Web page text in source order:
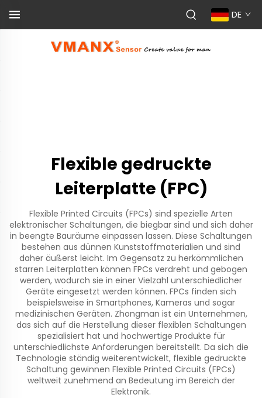
DE
Flexible gedruckte
Leiterplatte (FPC)
Flexible Printed Circuits (FPCs) sind spezielle Arten
elektronischer Schaltungen, die biegbar sind und sich daher
in beengte Bauräume einpassen lassen. Diese Schaltungen
bestehen aus dünnen Kunststoffmaterialien und sind
daher äußerst leicht. Im Gegensatz zu herkömmlichen
starren Leiterplatten können FPCs verdreht und gebogen
werden, wodurch sie in einer Vielzahl unterschiedlicher
Geräte eingesetzt werden können. FPCs finden sich
beispielsweise in Smartphones, Kameras und sogar
medizinischen Geräten. Zhongman ist ein Unternehmen,
das sich auf die Herstellung dieser flexiblen Schaltungen
spezialisiert hat und hochwertige Produkte für
unterschiedlichste Anforderungen bereitstellt. Da sich die
Technologie ständig weiterentwickelt, flexible gedruckte
Schaltung gewinnen Flexible Printed Circuits (FPCs)
weltweit zunehmend an Bedeutung im Bereich der
Elektronik.